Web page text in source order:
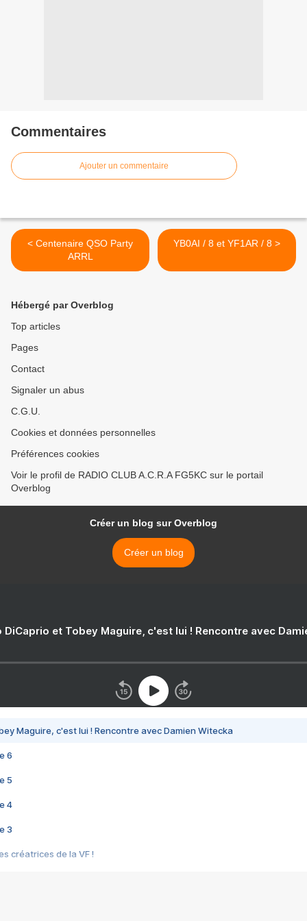
Commentaires
Ajouter un commentaire
< Centenaire QSO Party
ARRL
YB0AI / 8 et YF1AR / 8 >
Hébergé par Overblog
Top articles
Pages
Contact
Signaler un abus
C.G.U.
Cookies et données personnelles
Préférences cookies
Voir le profil de RADIO CLUB A.C.R.A FG5KC sur le portail
Overblog
Créer un blog sur Overblog
Créer un blog
DiCaprio et Tobey Maguire, c'est lui ! Rencontre avec
Maguire, c'est lui ! Rencontre avec Damien Witecka
6
5
4
3
créatrices de la VF !